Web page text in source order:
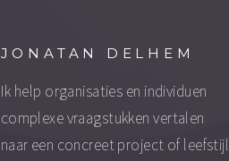
JONATAN DELHEM
Ik help organisaties en individuen
complexe vraagstukken vertalen
naar een concreet project of leefstijl